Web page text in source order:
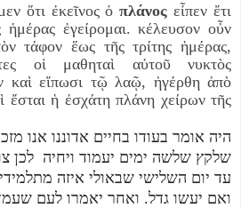
ὅτι ἐκεῖνος ὁπλάνοςεἶπεν ἔτι
ἡμέρας ἐγείρομαι. κέλευσον οὖν
τάφον ἕως τῆς τρίτης ἡμέρας,
οἱ μαθηταὶ αὐτοῦ νυκτὸς
καὶ εἴπωσι τῷ λαῷ, ἠγέρθη ἀπὸ
ἔσται ἡ ἐσχάτη πλάνη χείρων τῆς
אדוננו אנו היה אומר בעודו בחיים
שלקץ שלשה ימים יעמוד ויחיה לכן
עד יום השלישי שבאולי איזה
ואחר יאמרו לעם .ואם יעשו גדל